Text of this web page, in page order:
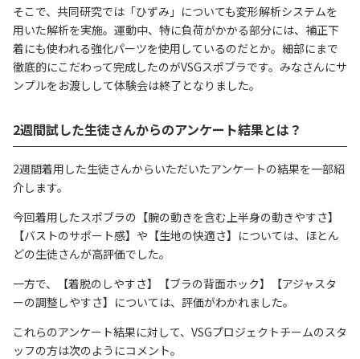
そこで、共同研究では「ひずみ」についても変形解析システムを
用いた解析を実施。運動中、特に負荷がかかる部分には、補正下
着にも使われる強化パーツを使用しているのだとか。細部にまで
徹底的にこだわって完成したのがVSGスポブラです。みなさんにサ
ンプルをお渡しして体験会は終了となりました。
2週間試した生徒さんからのアンケート結果とは？
2週間着用した生徒さんからいただいたアンケートの結果を一部紹
介します。
今回着用したスポブラの【腕の動きを含む上半身の動きやすさ】
【バストのサポート感】や【生地の快適さ】については、ほとん
どの生徒さんが高評価でした。
一方で、【着脱のしやすさ】【ブラの背面ホック】【アジャスタ
ーの調整しやすさ】については、評価がわかれました。
これらのアンケート結果に対して、VSGプロジェクトチームのスタ
ッフの方は次のようにコメント。